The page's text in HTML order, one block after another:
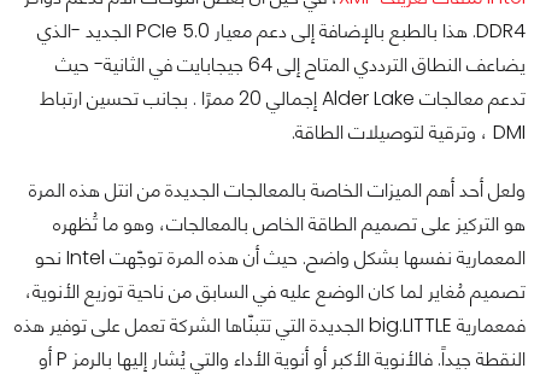
DDR4. هذا بالطبع بالإضافة إلى دعم معيار PCIe 5.0 الجديد -الذي
يضاعف النطاق الترددي المتاح إلى 64 جيجابايت في الثانية- حيث
تدعم معالجات Alder Lake إجمالي 20 ممرًا . بجانب تحسين ارتباط
DMI ، وترقية لتوصيلات الطاقة.
ولعل أحد أهم الميزات الخاصة بالمعالجات الجديدة من انتل هذه المرة
هو التركيز على تصميم الطاقة الخاص بالمعالجات، وهو ما تُظهره
المعمارية نفسها بشكل واضح. حيث أن هذه المرة توجّهت Intel نحو
تصميم مُغاير لما كان الوضع عليه في السابق من ناحية توزيع الأنوية،
فمعمارية big.LITTLE الجديدة التي تتبنّاها الشركة تعمل على توفير هذه
النقطة جيداً. فالأنوية الأكبر أو أنوية الأداء والتي يُشار إليها بالرمز P أو